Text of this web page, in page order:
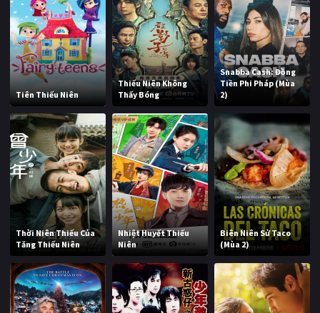
Tiên Thiếu Niên
Thiếu Niên Không
Thấy Bóng
Snabba Cash: Đồng
Tiền Phi Pháp (Mùa
2)
Thời Niên Thiếu Của
Tăng Thiếu Niên
Nhiệt Huyết Thiếu
Niên
Biên Niên Sử Taco
(Mùa 2)